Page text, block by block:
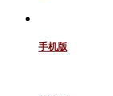
手机版